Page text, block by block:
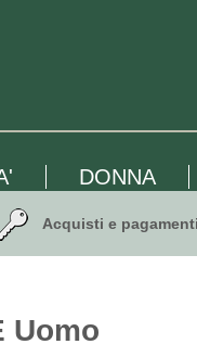
DONNA
Acquisti e
Uomo